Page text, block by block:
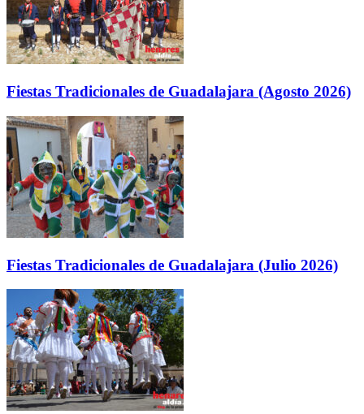
Fiestas Tradicionales de Guadalajara (Agosto 2026)
Fiestas Tradicionales de Guadalajara (Julio 2026)